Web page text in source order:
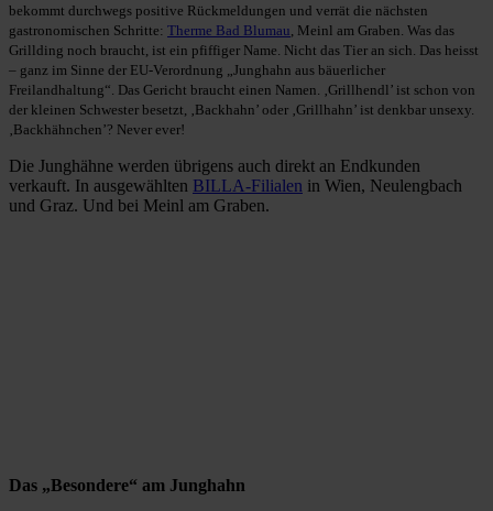
bekommt durchwegs positive Rückmeldungen und verrät die nächsten
gastronomischen Schritte: Therme Bad Blumau , Meinl am Graben. Was das
Grillding noch braucht, ist ein pfiffiger Name. Nicht das Tier an sich. Das heisst
– ganz im Sinne der EU-Verordnung „Junghahn aus bäuerlicher
Freilandhaltung“. Das Gericht braucht einen Namen. ‚Grillhendl’ ist schon von
der kleinen Schwester besetzt, ‚Backhahn’ oder ‚Grillhahn’ ist denkbar unsexy.
‚Backhähnchen’? Never ever!
Die Junghähne werden übrigens auch direkt an Endkunden
verkauft. In ausgewählten BILLA-Filialen in Wien, Neulengbach
und Graz. Und bei Meinl am Graben.
Das „Besondere“ am Junghahn